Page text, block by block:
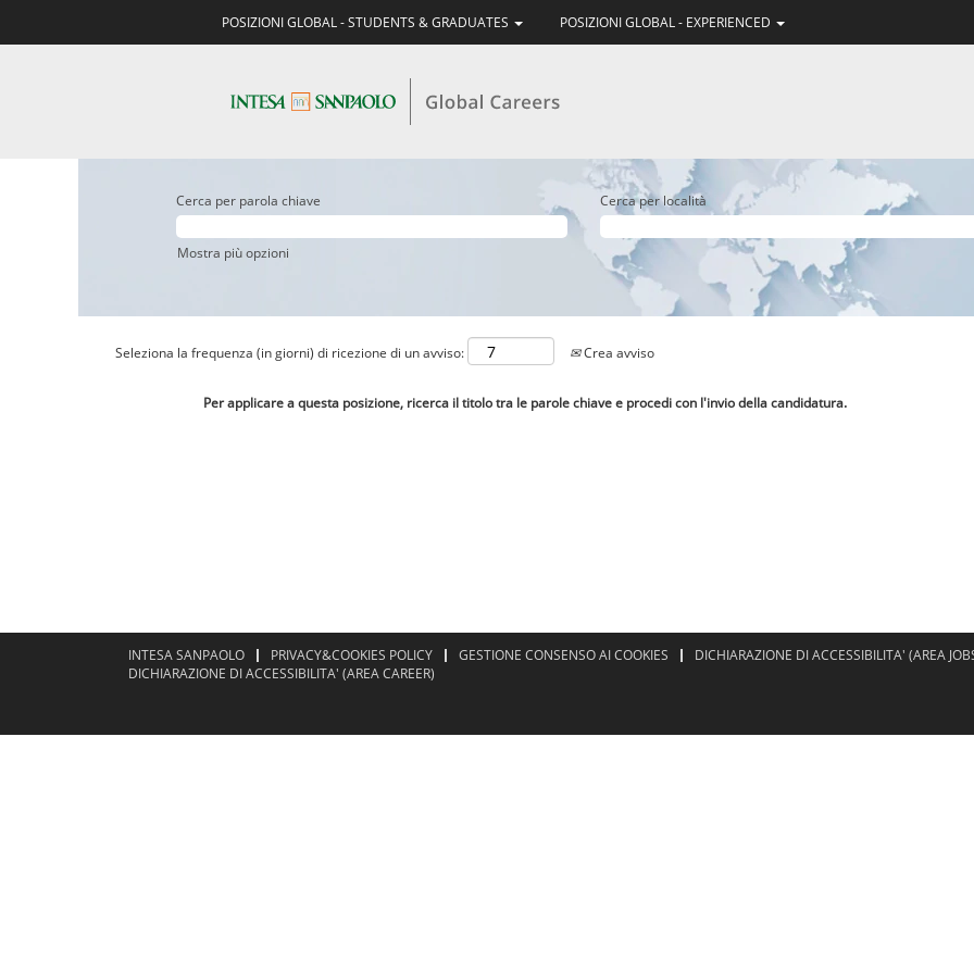
POSIZIONI GLOBAL - STUDENTS & GRADUATES POSIZIONI GLOBAL - EXPERIENCED
Cerca per parola chiave Cerca per località
Mostra più opzioni
Seleziona la frequenza (in giorni) di ricezione di un avviso: Crea avviso
Per applicare a questa posizione, ricerca il titolo tra le parole chiave e procedi con l'invio della candidatura.
INTESA SANPAOLO PRIVACY&COOKIES POLICY GESTIONE CONSENSO AI COOKIES
DICHIARAZIONE DI ACCESSIBILITA' (AREA
DICHIARAZIONE DI ACCESSIBILITA' (AREA CAREER)